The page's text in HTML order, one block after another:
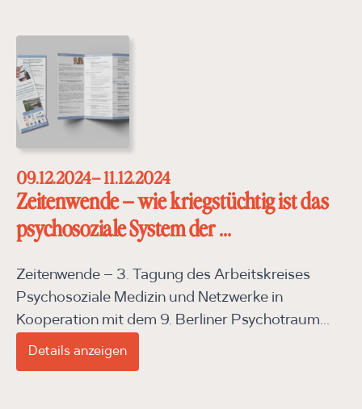
09.12.2024– 11.12.2024
Zeitenwende – wie kriegstüchtig ist das
psychosoziale System der ...
Zeitenwende – 3. Tagung des Arbeitskreises
Psychosoziale Medizin und Netzwerke in
Kooperation mit dem 9. Berliner Psychotraum...
Details anzeigen